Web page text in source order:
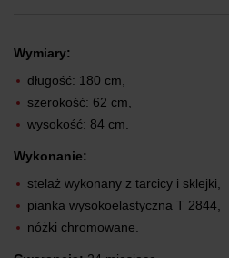
Wymiary:
długość: 180 cm,
szerokość: 62 cm,
wysokość: 84 cm.
Wykonanie:
stelaż wykonany z tarcicy i sklejki,
pianka wysokoelastyczna T 2844,
nóżki chromowane.